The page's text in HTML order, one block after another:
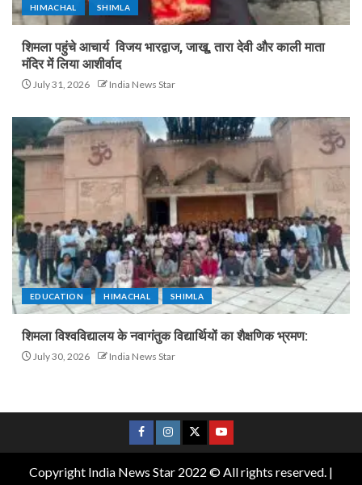
HIMACHAL SHIMLA
शिमला पहुंचे आचार्य विजय भारद्वाज, जाखू, तारा देवी और काली माता
मंदिर में लिया आशीर्वाद
July 31, 2026 India News Star
EDUCATION HIMACHAL SHIMLA
शिमला विश्वविद्यालय के नवागंतुक विद्यार्थियों का शैक्षणिक भ्रमण:
July 30, 2026 India News Star
Copyright India News Star 2022 © All rights reserved. |